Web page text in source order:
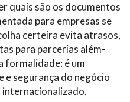
quais são os documentos
para empresas se
certeira evita atrasos,
para parcerias além-
formalidade: é um
segurança do negócio
internacionalizado.